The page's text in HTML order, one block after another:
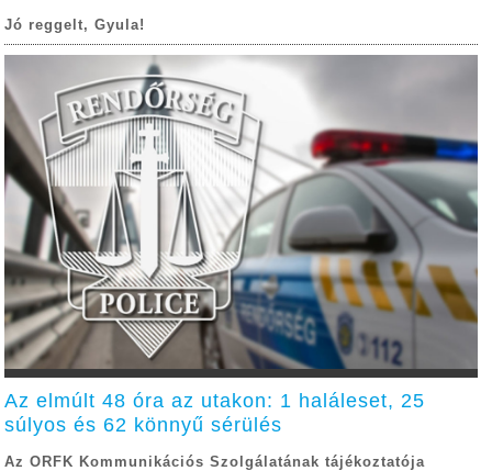
Jó reggelt, Gyula!
Az elmúlt 48 óra az utakon: 1 haláleset, 25
súlyos és 62 könnyű sérülés
Az ORFK Kommunikációs Szolgálatának tájékoztatója